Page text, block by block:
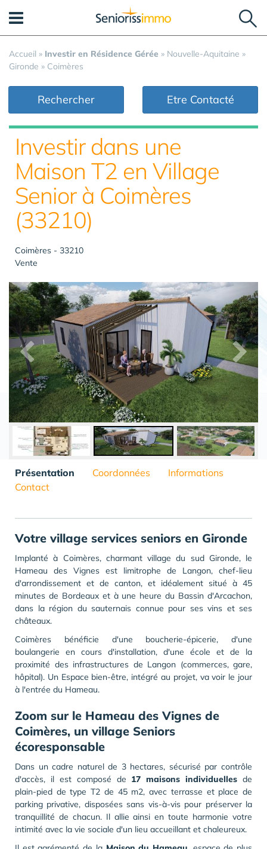
Accueil » Investir en Résidence Gérée » Nouvelle-Aquitaine »
Gironde » Coimères
Rechercher Etre Contacté
Investir dans une
Maison T2 en Village
Senior à Coimères
(33210)
Coimères - 33210
Vente
Présentation Coordonnées
Informations
Contact
Votre village services seniors en Gironde
Implanté à Coimères, charmant village du sud Gironde, le
Hameau des Vignes est limitrophe de Langon, chef-lieu
d'arrondissement et de canton, et idéalement situé à 45
minutes de Bordeaux et à une heure du Bassin d'Arcachon,
dans la région du sauternais connue pour ses vins et ses
châteaux.
Coimères bénéficie d'une boucherie-épicerie, d'une
boulangerie en cours d'installation, d'une école et de la
proximité des infrastructures de Langon (commerces, gare,
hôpital). Un Espace bien-être, intégré au projet, va voir le jour
à l'entrée du Hameau.
Zoom sur le Hameau des Vignes de
Coimères, un village Seniors
écoresponsable
Dans un cadre naturel de 3 hectares, sécurisé par contrôle
d'accès, il est composé de 17 maisons individuelles de
plain-pied de type T2 de 45 m2, avec terrasse et place de
parking privative, disposées sans vis-à-vis pour préserver la
tranquillité de chacun. Il allie ainsi en toute harmonie votre
intimité avec la vie sociale d'un lieu accueillant et chaleureux.